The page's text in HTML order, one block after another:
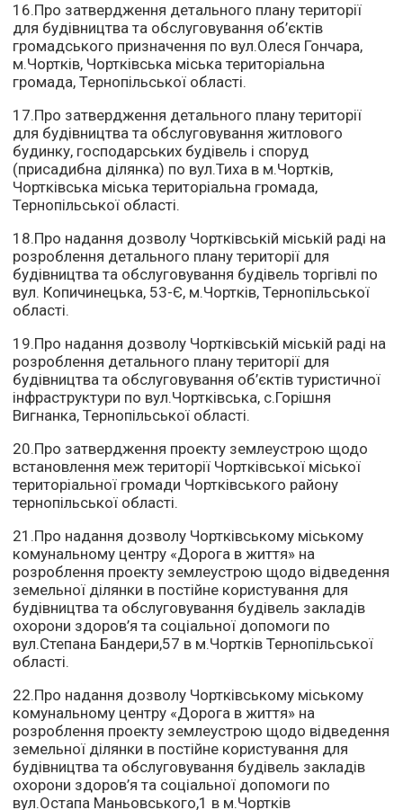
16.Про затвердження детального плану території
для будівництва та обслуговування об’єктів
громадського призначення по вул.Олеся Гончара,
м.Чортків, Чортківська міська територіальна
громада, Тернопільської області.
17.Про затвердження детального плану території
для будівництва та обслуговування житлового
будинку, господарських будівель і споруд
(присадибна ділянка) по вул.Тиха в м.Чортків,
Чортківська міська територіальна громада,
Тернопільської області.
18.Про надання дозволу Чортківській міській раді на
розроблення детального плану території для
будівництва та обслуговування будівель торгівлі по
вул. Копичинецька, 53-Є, м.Чортків, Тернопільської
області.
19.Про надання дозволу Чортківській міській раді на
розроблення детального плану території для
будівництва та обслуговування об’єктів туристичної
інфраструктури по вул.Чортківська, с.Горішня
Вигнанка, Тернопільської області.
20.Про затвердження проекту землеустрою щодо
встановлення меж території Чортківської міської
територіальної громади Чортківського району
тернопільської області.
21.Про надання дозволу Чортківському міському
комунальному центру «Дорога в життя» на
розроблення проекту землеустрою щодо відведення
земельної ділянки в постійне користування для
будівництва та обслуговування будівель закладів
охорони здоров’я та соціальної допомоги по
вул.Степана Бандери,57 в м.Чортків Тернопільської
області.
22.Про надання дозволу Чортківському міському
комунальному центру «Дорога в життя» на
розроблення проекту землеустрою щодо відведення
земельної ділянки в постійне користування для
будівництва та обслуговування будівель закладів
охорони здоров’я та соціальної допомоги по
вул.Остапа Маньовського,1 в м.Чортків